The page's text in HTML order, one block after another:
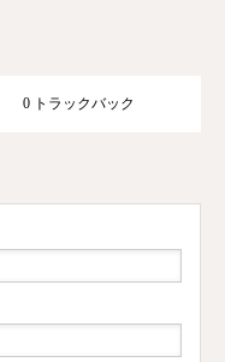
0 トラックバック